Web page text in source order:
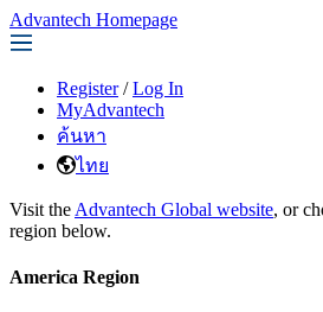
Advantech Homepage
Register / Log In
MyAdvantech
ค้นหา
ไทย
Visit the Advantech Global website, or
region below.
America Region